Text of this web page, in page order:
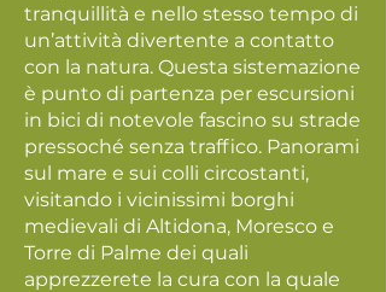
tranquillità e nello stesso tempo di
un’attività divertente a contatto
con la natura. Questa sistemazione
è punto di partenza per escursioni
in bici di notevole fascino su strade
pressoché senza traffico. Panorami
sul mare e sui colli circostanti,
visitando i vicinissimi borghi
medievali di Altidona, Moresco e
Torre di Palme dei quali
apprezzerete la cura con la quale